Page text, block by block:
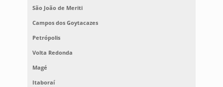
São João de Meriti
Campos dos Goytacazes
Petrópolis
Volta Redonda
Magé
Itaboraí